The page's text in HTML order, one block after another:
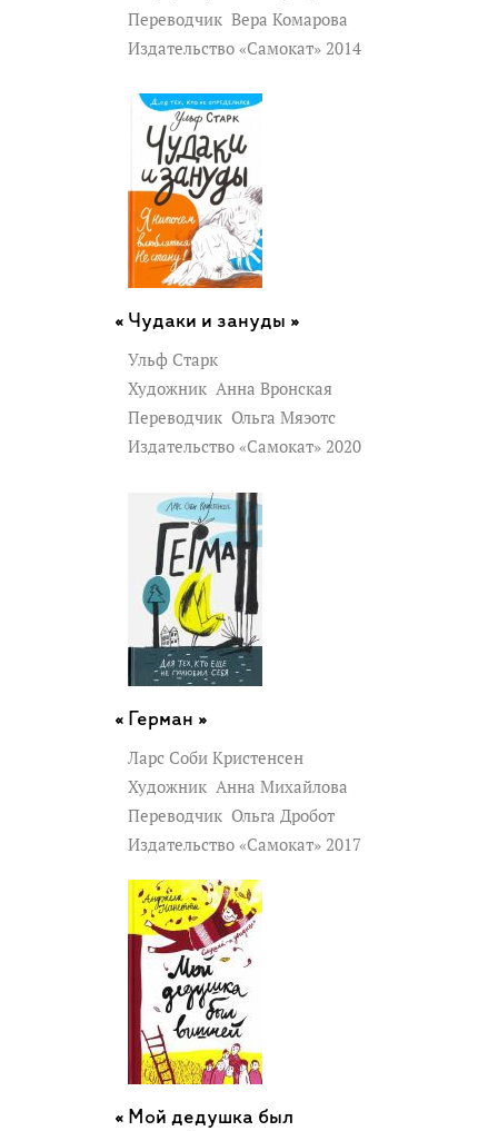
Переводчик Вера Комарова
Издательство «Самокат» 2014
Чудаки и зануды »
Ульф Старк
Художник Анна Вронская
Переводчик Ольга Мяэотс
Издательство «Самокат» 2020
Герман »
Ларс Соби Кристенсен
Художник Анна Михайлова
Переводчик Ольга Дробот
Издательство «Самокат» 2017
Мой дедушка был